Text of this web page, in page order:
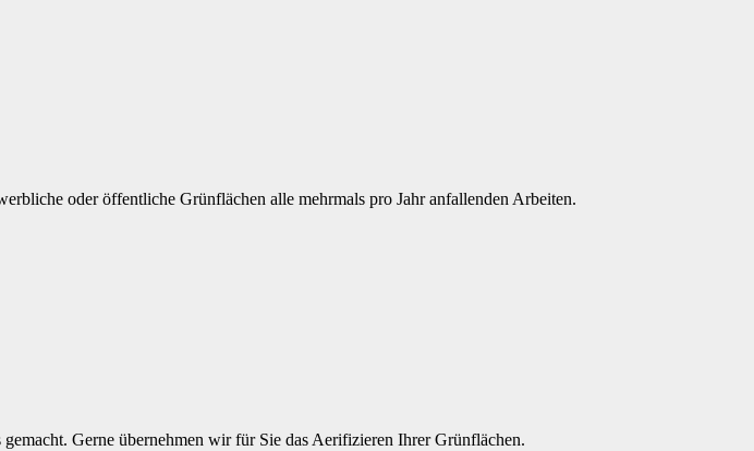
oder öffentliche Grünflächen alle mehrmals pro Jahr anfallenden Arbeiten.
Gerne übernehmen wir für Sie das Aerifizieren Ihrer Grünflächen.